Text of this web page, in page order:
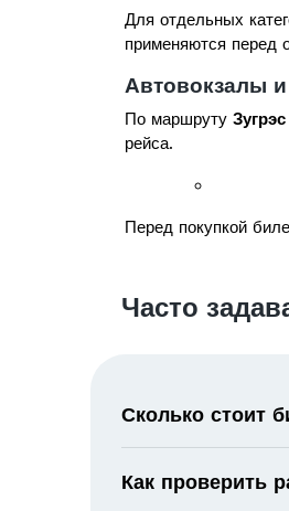
Для отдельных
применяются перед
Автовокзалы
По маршруту
рейса.
Перед покупкой
Часто
Сколько стоит
Как проверить